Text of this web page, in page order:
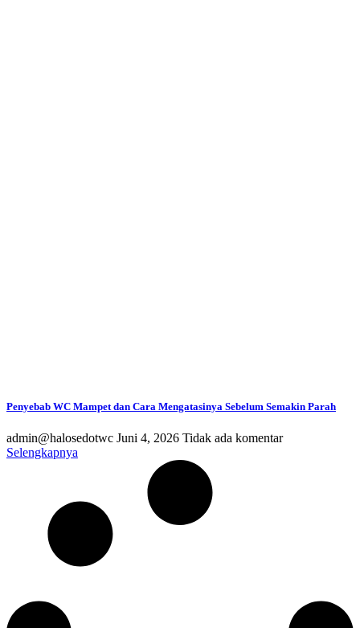
Penyebab WC Mampet dan Cara Mengatasinya Sebelum Semakin Parah
admin@halosedotwc Juni 4, 2026 Tidak ada komentar
Selengkapnya